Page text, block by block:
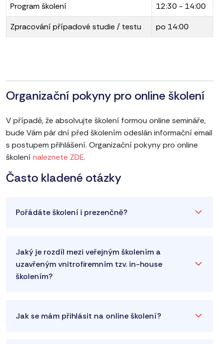
Program školení
12:30 - 14:00
Zpracování případové studie / testu
po 14:00
Organizační pokyny pro online školení
V případě, že absolvujte školení formou online semináře,
bude Vám pár dní před školením odeslán informační email
s postupem přihlášení. Organizační pokyny pro online
školenínaleznete ZDE.
Často kladené otázky
Pořádáte školení i prezenčně?
Jaký je rozdíl mezi veřejným školením a
uzavřeným vnitrofiremním tzv. in-house
školením?
Jak se mám přihlásit na online školení?